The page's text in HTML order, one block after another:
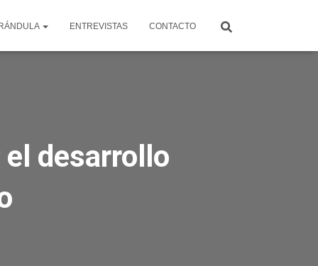
ENTREVISTAS CONTACTO
desarrollo